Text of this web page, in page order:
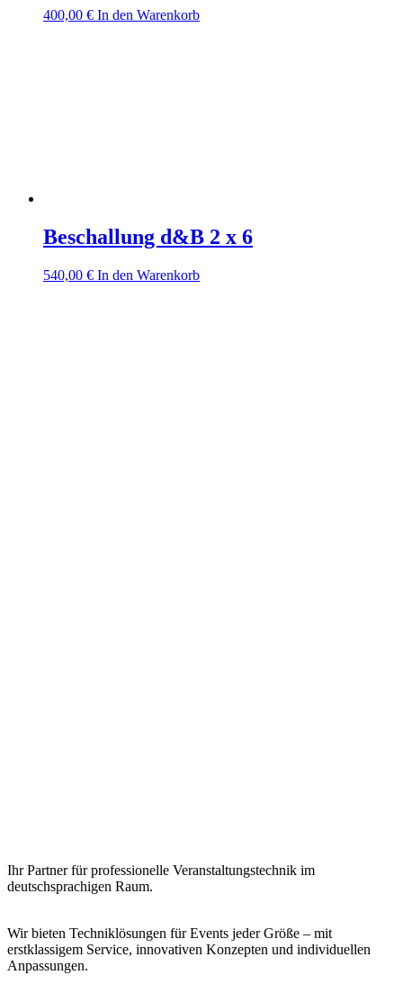
400,00 € In den Warenkorb
Beschallung d&B 2 x 6
540,00 € In den Warenkorb
Ihr Partner für professionelle Veranstaltungstechnik im
deutschsprachigen Raum.
Wir bieten Techniklösungen für Events jeder Größe – mit
erstklassigem Service, innovativen Konzepten und individuellen
Anpassungen.